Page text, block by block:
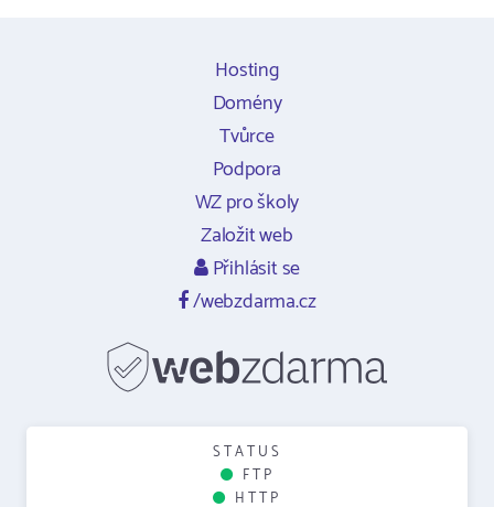
Hosting
Domény
Tvůrce
Podpora
WZ pro školy
Založit web
Přihlásit se
/webzdarma.cz
STATUS
FTP
HTTP